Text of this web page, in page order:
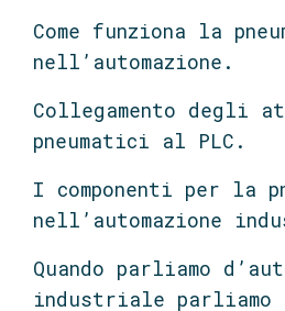
Come funziona la
nell’automazione.
Collegamento degli
pneumatici al PLC.
I componenti per la
nell’automazione
Quando parliamo
industriale parliamo